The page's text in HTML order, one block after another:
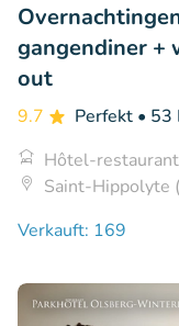
gangendiner +
out
9.7 Perfekt • 53
Hôtel-
Saint-Hippolyte
Verkauft: 169